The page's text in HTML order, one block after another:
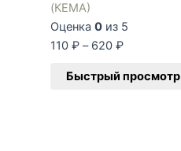
(КЕМА)
Оценка 0из 5
110 ₽ – 620 ₽
Быстрый просмотр